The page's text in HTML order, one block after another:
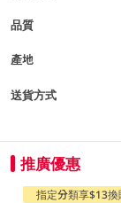
品質
產地
送貨方式
推廣優惠
指定分類享$13換